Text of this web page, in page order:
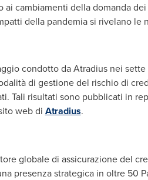
ai cambiamenti della domanda
della pandemia si rivelano
condotto da Atradius nei
di gestione del rischio di
Tali risultati sono pubblicati in
web di Atradius.
globale di assicurazione del
presenza strategica in oltre 50